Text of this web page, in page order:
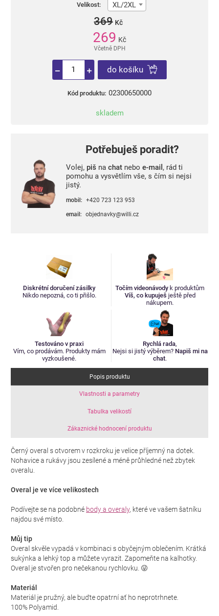
Velikost: XL/2XL
369 Kč
269 Kč
Včetně DPH
do košíku
Kód produktu: 02300650000
skladem
Potřebuješ poradit?
Volej, piš na chatnebo e-mail , rád ti
pomohu a vysvětlím vše, s čím si nejsi
jistý.
mobil: +420 723 123 953
email: objednavky@willi.cz
Diskrétní doručení zásilky
Nikdo nepozná, co ti přišlo.
Točím videonávody k produktům
Víš, co kupuješ ještě před
nákupem.
Testováno v praxi
Vím, co prodávám. Produkty mám
vyzkoušené.
Rychlá rada,
Nejsi si jistý výběrem? Napiš mi na
chat.
Popis produktu
Vlastnosti a parametry
Tabulka velikostí
Zákaznické hodnocení produktu
Černý overal s otvorem v rozkroku je velice příjemný na dotek.
Nohavice a rukávy jsou zesílené a méně průhledné než zbytek
overalu.
Overal je ve více velikostech
Podívejte se na podobné body a overaly, které ve vašem šatníku
najdou své místo.
Můj tip
Overal skvěle vypadá v kombinaci s obyčejným oblečením. Krátká
sukýnka a lehký top a můžete vyrazit. Zapomeňte na kalhotky.
Overal je stvořen pro nečekanou rychlovku. 😜
Materiál
Materiál je pružný, ale buďte opatrní ať ho neprotrhnete.
100% Polyamid.